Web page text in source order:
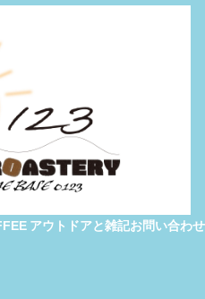
アウトドアと雑記お問い合わせ